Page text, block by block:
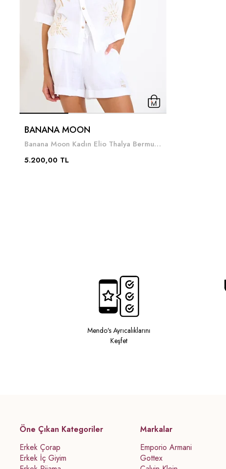
BANANA MOON
Banana Moon Kadın Elio Thalya Bermuda Şort
5.200,00 TL
Mendo's Ayrıcalıklarını
Keşfet
Öne Çıkan Kategoriler
Erkek Çorap
Erkek İç Giyim
Markalar
Emporio Armani
Gottex